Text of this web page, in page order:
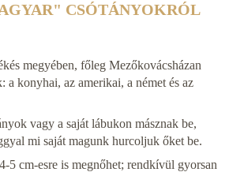
CSÓTÁNYOKRÓL
megyében, főleg Mezőkovácsházan
a konyhai, az amerikai, a német és az
vagy a saját lábukon másznak be,
mi saját magunk hurcoljuk őket be.
5 cm-esre is megnőhet; rendkívül gyorsan